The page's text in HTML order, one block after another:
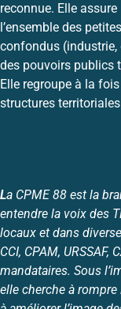
reconnue. Elle
l’ensemble des
confondus (industrie,
des pouvoirs publics
Elle regroupe à la
structures
La CPME 88 est la
entendre la voix des
locaux et dans
CCI, CPAM, URSSAF,
mandataires. Sous
elle cherche à